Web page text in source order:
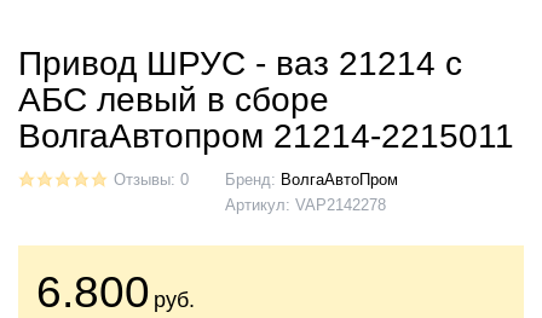
Привод ШРУС - ваз 21214 с
АБС левый в сборе
ВолгаАвтопром 21214-2215011
Отзывы: 0 Бренд: ВолгаАвтоПром
Артикул: VAP2142278
6.800 руб.